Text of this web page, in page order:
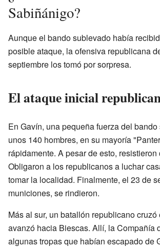
Sabiñánigo?
Aunque el bando sublevado había
posible ataque, la ofensiva republicana
septiembre los tomó por sorpresa.
El ataque inicial
En Gavín, una pequeña fuerza del
unos 140 hombres, en su mayoría
rápidamente. A pesar de esto, resistieron
Obligaron a los republicanos a luchar
tomar la localidad. Finalmente, el 23 de
municiones, se rindieron.
Más al sur, un batallón republicano
avanzó hacia Biescas. Allí, la Compañía
algunas tropas que habían escapado de